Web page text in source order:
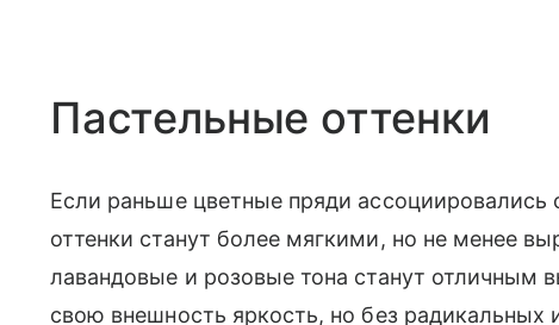
Пастельные оттенки
Если раньше цветные пряди
оттенки станут более мягкими, но не менее
лавандовые и розовые тона станут отличным
свою внешность яркость, но без радикальных